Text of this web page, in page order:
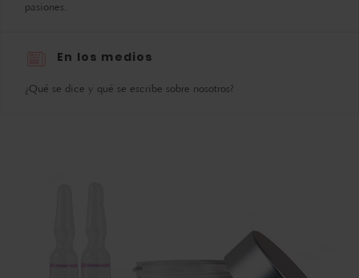
pasiones.
En los medios
¿Qué se dice y qué se escribe sobre nosotros?